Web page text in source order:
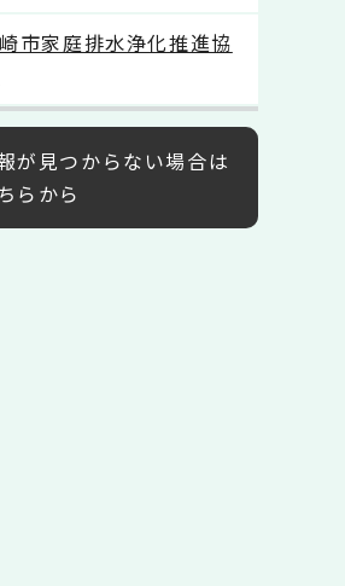
市家庭排水浄化推進協
が見つからない場合は
らから